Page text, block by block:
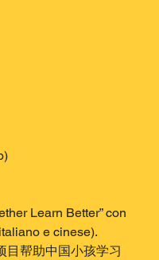
Learn Better” con
e cinese).
目帮助中国小孩学习